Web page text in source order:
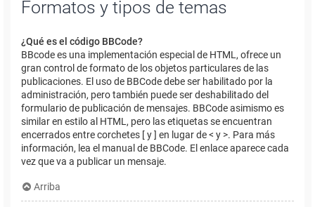
Formatos y tipos de temas
¿Qué es el código BBCode?
BBcode es una implementación especial de HTML, ofrece un
gran control de formato de los objetos particulares de las
publicaciones. El uso de BBCode debe ser habilitado por la
administración, pero también puede ser deshabilitado del
formulario de publicación de mensajes. BBCode asimismo es
similar en estilo al HTML, pero las etiquetas se encuentran
encerrados entre corchetes [ y ] en lugar de < y >. Para más
información, lea el manual de BBCode. El enlace aparece cada
vez que va a publicar un mensaje.
Arriba